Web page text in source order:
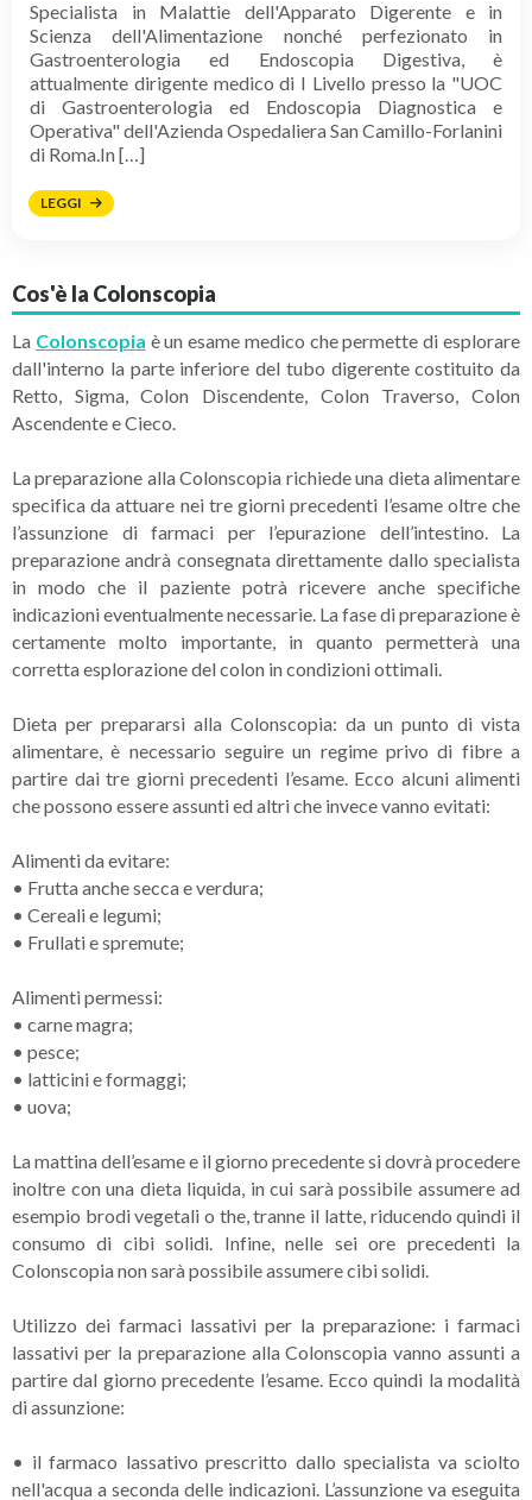
Specialista in Malattie dell'Apparato Digerente e in
Scienza dell'Alimentazione nonché perfezionato in
Gastroenterologia ed Endoscopia Digestiva, è
attualmente dirigente medico di I Livello presso la "UOC
di Gastroenterologia ed Endoscopia Diagnostica e
Operativa" dell'Azienda Ospedaliera San Camillo-Forlanini
di Roma.In […]
LEGGI
Cos'è la Colonscopia
La Colonscopia è un esame medico che permette di esplorare
dall'interno la parte inferiore del tubo digerente costituito da
Retto, Sigma, Colon Discendente, Colon Traverso, Colon
Ascendente e Cieco.
La preparazione alla Colonscopia richiede una dieta alimentare
specifica da attuare nei tre giorni precedenti l’esame oltre che
l’assunzione di farmaci per l’epurazione dell’intestino. La
preparazione andrà consegnata direttamente dallo specialista
in modo che il paziente potrà ricevere anche specifiche
indicazioni eventualmente necessarie. La fase di preparazione è
certamente molto importante, in quanto permetterà una
corretta esplorazione del colon in condizioni ottimali.
Dieta per prepararsi alla Colonscopia: da un punto di vista
alimentare, è necessario seguire un regime privo di fibre a
partire dai tre giorni precedenti l’esame. Ecco alcuni alimenti
che possono essere assunti ed altri che invece vanno evitati:
Alimenti da evitare:
• Frutta anche secca e verdura;
• Cereali e legumi;
• Frullati e spremute;
Alimenti permessi:
• carne magra;
• pesce;
• latticini e formaggi;
• uova;
La mattina dell’esame e il giorno precedente si dovrà procedere
inoltre con una dieta liquida, in cui sarà possibile assumere ad
esempio brodi vegetali o the, tranne il latte, riducendo quindi il
consumo di cibi solidi. Infine, nelle sei ore precedenti la
Colonscopia non sarà possibile assumere cibi solidi.
Utilizzo dei farmaci lassativi per la preparazione: i farmaci
lassativi per la preparazione alla Colonscopia vanno assunti a
partire dal giorno precedente l’esame. Ecco quindi la modalità
di assunzione:
• il farmaco lassativo prescritto dallo specialista va sciolto
nell'acqua a seconda delle indicazioni. L’assunzione va eseguita